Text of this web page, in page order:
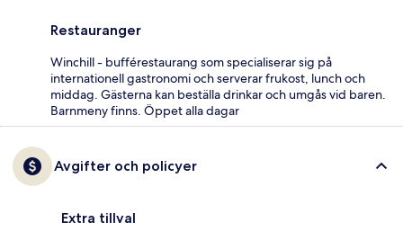
Restauranger
Winchill - bufférestaurang som specialiserar sig på
internationell gastronomi och serverar frukost, lunch och
middag. Gästerna kan beställa drinkar och umgås vid baren.
Barnmeny finns. Öppet alla dagar
Avgifter och policyer
Extra tillval